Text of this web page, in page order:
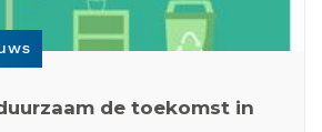
de toekomst in